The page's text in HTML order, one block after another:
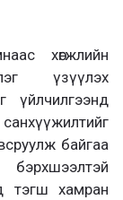
хөгжлийн
үзүүлэх
үйлчилгээнд
байгаа
бэрхшээлтэй
тэгш хамран